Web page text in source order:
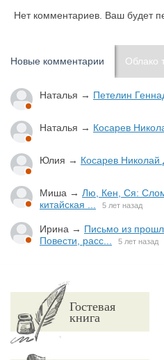
Нет комментариев. Ваш будет
Новые комментарии Облако
Наталья → Петелин
Наталья → Косарев
Юлия → Косарев Николай
Миша → Лю, Кен, Ся:
китайская ...
5 лет назад
Ирина → Письмо из
Повести, расс...
5 лет назад
Гостевая
книга